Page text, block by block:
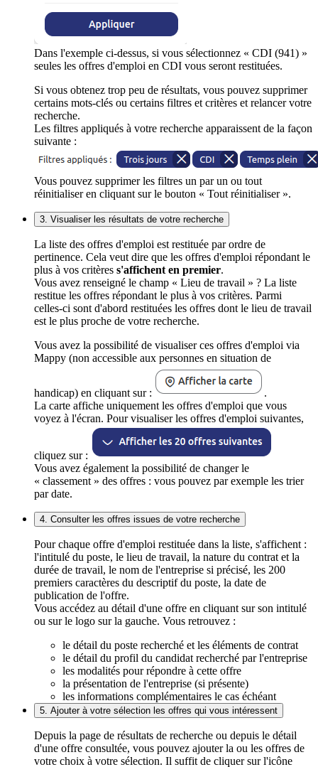
Dans l'exemple ci-dessus, si vous sélectionnez « CDI (941) »
seules les offres d'emploi en CDI vous seront restituées.
Si vous obtenez trop peu de résultats, vous pouvez supprimer
certains mots-clés ou certains filtres et critères et relancer votre
recherche.
Les filtres appliqués à votre recherche apparaissent de la façon
suivante :
Vous pouvez supprimer les filtres un par un ou tout
réinitialiser en cliquant sur le bouton « Tout réinitialiser ».
3. Visualiser les résultats de votre recherche
La liste des offres d'emploi est restituée par ordre de
pertinence. Cela veut dire que les offres d'emploi répondant le
plus à vos critères s'affichent en premier.
Vous avez renseigné le champ « Lieu de travail » ? La liste
restitue les offres répondant le plus à vos critères. Parmi
celles-ci sont d'abord restituées les offres dont le lieu de travail
est le plus proche de votre recherche.
Vous avez la possibilité de visualiser ces offres d'emploi via
Mappy (non accessible aux personnes en situation de
handicap) en cliquant sur :
.
La carte affiche uniquement les offres d'emploi que vous
voyez à l'écran. Pour visualiser les offres d'emploi suivantes,
cliquez sur :
Vous avez également la possibilité de changer le
« classement » des offres : vous pouvez par exemple les trier
par date.
4. Consulter les offres issues de votre recherche
Pour chaque offre d'emploi restituée dans la liste, s'affichent :
l'intitulé du poste, le lieu de travail, la nature du contrat et la
durée de travail, le nom de l'entreprise si précisé, les 200
premiers caractères du descriptif du poste, la date de
publication de l'offre.
Vous accédez au détail d'une offre en cliquant sur son intitulé
ou sur le logo sur la gauche. Vous retrouvez :
le détail du poste recherché et les éléments de contrat
le détail du profil du candidat recherché par l'entreprise
les modalités pour répondre à cette offre
la présentation de l'entreprise (si présente)
les informations complémentaires le cas échéant
5. Ajouter à votre sélection les offres qui vous intéressent
Depuis la page de résultats de recherche ou depuis le détail
d'une offre consultée, vous pouvez ajouter la ou les offres de
votre choix à votre sélection. Il suffit de cliquer sur l'icône